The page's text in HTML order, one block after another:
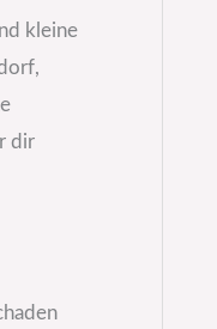
kleine
dir